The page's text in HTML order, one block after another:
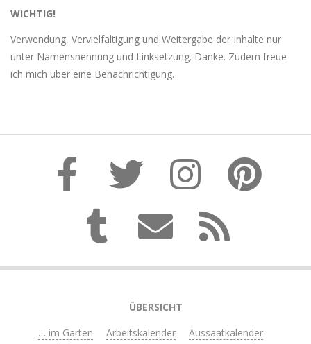
WICHTIG!
Verwendung, Vervielfältigung und Weitergabe der Inhalte nur
unter Namensnennung und Linksetzung. Danke. Zudem freue
ich mich über eine Benachrichtigung.
ÜBERSICHT
… im Garten
Arbeitskalender
Aussaatkalender